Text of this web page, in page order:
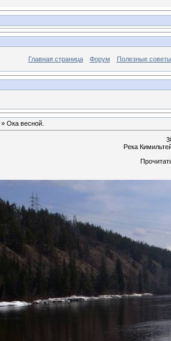
Главная страница Форум Полезные советы
» Ока весной.
Река